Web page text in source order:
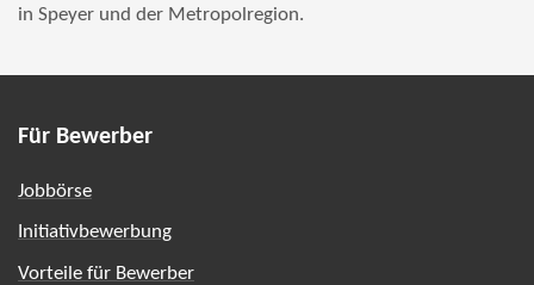
in Speyer und der Metropolregion.
Für Bewerber
Jobbörse
Initiativbewerbung
Vorteile für Bewerber